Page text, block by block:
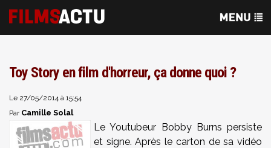
Toy Story en film d'horreur, ça donne quoi ?
Le 27/05/2014 à 15:54
Par Camille Solal
Le Youtubeur Bobby Burns persiste
et signe. Après le carton de sa vidéo